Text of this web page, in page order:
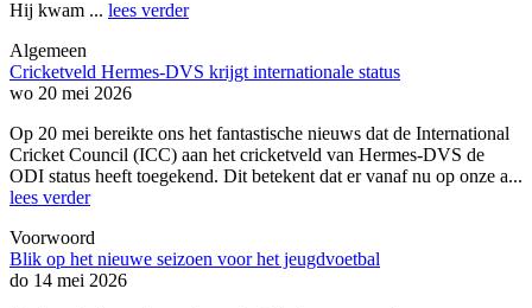
Hij kwam ... lees verder
Algemeen
Cricketveld Hermes-DVS krijgt internationale status
wo 20 mei 2026
Op 20 mei bereikte ons het fantastische nieuws dat de International
Cricket Council (ICC) aan het cricketveld van Hermes-DVS de
ODI status heeft toegekend. Dit betekent dat er vanaf nu op onze a...
lees verder
Voorwoord
Blik op het nieuwe seizoen voor het jeugdvoetbal
do 14 mei 2026